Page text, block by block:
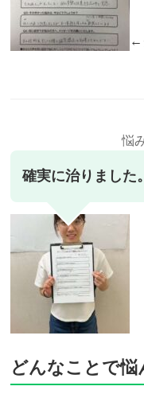
←
悩
確実に治りました。
どんなことで悩